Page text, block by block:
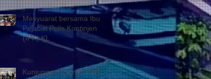
Mesyuarat bersama Ibu
Pejabat Polis Kontinjen
(IPK) KL
Kunjungan hormat YWP